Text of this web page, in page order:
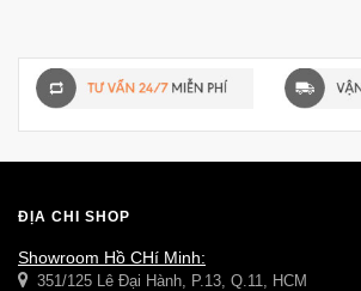
ĐỊA CHỈ SHOP
Showroom Hồ CHí Minh:
351/125 Lê Đại Hành, P.13, Q.11, HCM